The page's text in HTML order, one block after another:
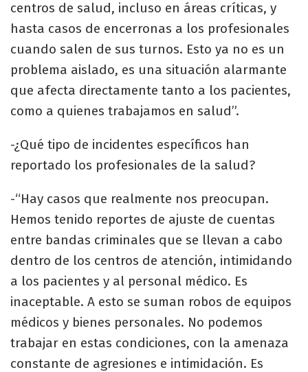
centros de salud, incluso en áreas críticas, y
hasta casos de encerronas a los profesionales
cuando salen de sus turnos. Esto ya no es un
problema aislado, es una situación alarmante
que afecta directamente tanto a los pacientes,
como a quienes trabajamos en salud”.
-¿Qué tipo de incidentes específicos han
reportado los profesionales de la salud?
-“Hay casos que realmente nos preocupan.
Hemos tenido reportes de ajuste de cuentas
entre bandas criminales que se llevan a cabo
dentro de los centros de atención, intimidando
a los pacientes y al personal médico. Es
inaceptable. A esto se suman robos de equipos
médicos y bienes personales. No podemos
trabajar en estas condiciones, con la amenaza
constante de agresiones e intimidación. Es